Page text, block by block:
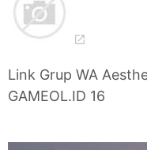
Link Grup WA
GAMEOL.ID 16